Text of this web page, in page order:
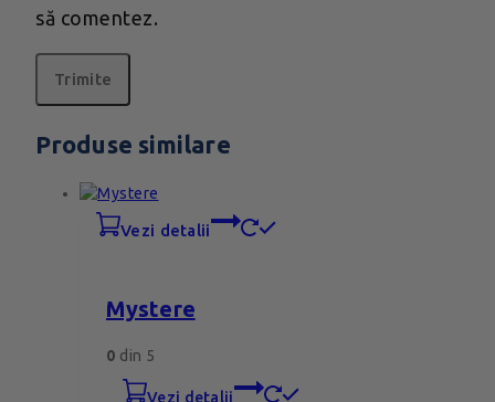
să comentez.
Produse similare
vezi detalii
Mystere
0 din 5
vezi detalii